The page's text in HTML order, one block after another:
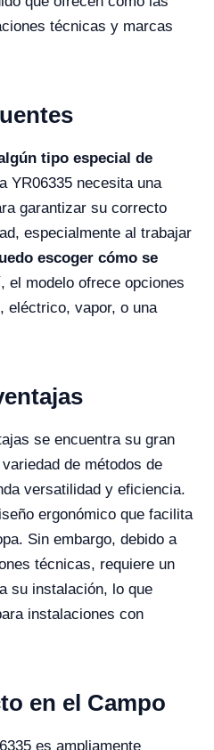
técnicas y marcas
tipo especial de
YR06335 necesita una
garantizar su correcto
especialmente al trabajar
escoger cómo se
el modelo ofrece opciones
eléctrico, vapor, o una
se encuentra su gran
de métodos de
versatilidad y eficiencia.
ergonómico que facilita
Sin embargo, debido a
técnicas, requiere un
su instalación, lo que
instalaciones con
en el Campo
es ampliamente